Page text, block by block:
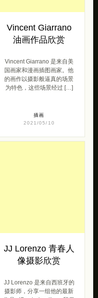
Vincent Giarrano
油画作品欣赏
Vincent Giarrano 是来自美
国画家和漫画插图画家。他
的画作以摄影般逼真的场景
为特色，这些场景经过 […]
插画
2021/05/10
JJ Lorenzo 青春人
像摄影欣赏
JJ Lorenzo 是来自西班牙的
摄影师，分享一组他的最新